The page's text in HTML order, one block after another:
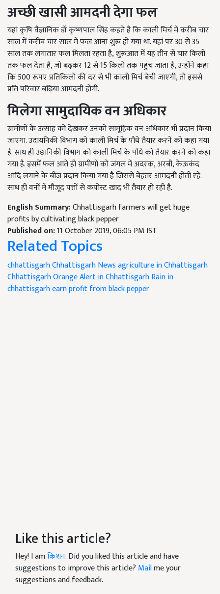
अच्छी खासी आमदनी देगा फल
यहां कृषि वैज्ञानिक डॉ कृष्णपाल सिंह कहते है कि काली मिर्च में करीब चार
साल में करीब चार साल में फल आना शुरू हो गया था. यहां पर 30 से 35
साल तक लगातार फल मिलता रहता है, शुरूआत में यह तीन से चार किलो
तक फल देता है, जो बढ़कर 12 से 15 किलो तक पहुंच जाता है, उन्होंने कहा
कि 500 रूपए प्रतिकिलो की दर से भी काली मिर्च बेची जाएगी, तो इससे
प्रति परिवार बढ़िया आमदनी होगी.
मिलेगा सामुदायिक वन अधिकार
ग्रामीणों के उत्साह को देखकर उनको सामूहिक वन अधिकार भी प्रदान किया
जाएगा. उदायनिकी विभाग को काली मिर्च के पौधे तैयार करने को कहा गया
है. साथ ही उद्यानिकी विभाग को काली मिर्च के पौधे को तैयार करने को कहा
गया है. इसमें फल आते ही ग्रामीणों को जंगल में अदरक, अरबी, केऊकंद
आदि लगाने के बीज प्रदान किया गया है जिससे बेहतर आमदनी होती रहे.
साथ ही वनों में मौजूद पत्तों से कंपोस्ट खाद भी तैयार हो रही है.
English Summary:Chhattisgarh farmers will get huge
profits by cultivating black pepper
Published on:11 October 2019, 06:05 PM IST
Related Topics
chhattisgarhChhattisgarh Newsagriculture in Chhattisgarh
ChhattisgarhOrange Alert in ChhattisgarhRain in
chhattisgarhearn profit from black pepper
Like this article?
Hey! I amकिशन. Did you liked this article and have
suggestions to improve this article? Mailme your
suggestions and feedback.